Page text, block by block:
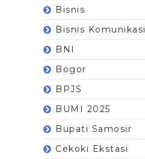
Bisnis
Bisnis Komunikasi
BNI
Bogor
BPJS
BUMI 2025
Bupati Samosir
Cekoki Ekstasi